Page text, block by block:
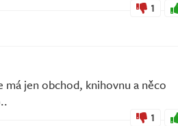
1
jen obchod, knihovnu a něco
1